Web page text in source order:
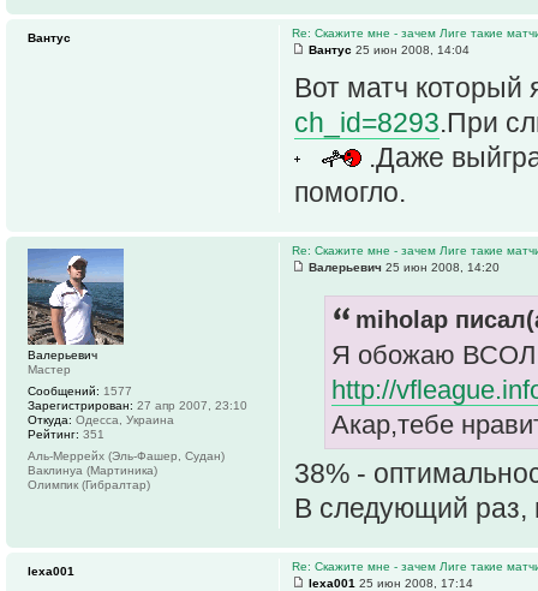
Re: Скажите мне - зачем Лиге такие
Вантус 25 июн 2008, 14:04
Вот матч который
ch_id=8293.При
.Даже
помогло.
Вантус
Re: Скажите мне - зачем Лиге такие
Валерьевич 25 июн 2008, 14:20
miholap
Я обожаю ВСОЛ
http://
Акар,тебе
38% -
В следующий раз,
Валерьевич
Мастер
Сообщений: 1577
Зарегистрирован: 27 апр 2007, 23:10
Откуда: Одесса, Украина
Рейтинг: 351
Аль-Меррейх (Эль-Фашер, Судан)
Ваклинуа (Мартиника)
Олимпик (Гибралтар)
Re: Скажите мне - зачем Лиге такие
lexa001 25 июн 2008, 17:14
lexa001